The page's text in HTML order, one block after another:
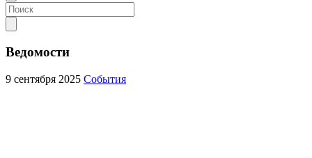
Ведомости
9 сентября 2025 События